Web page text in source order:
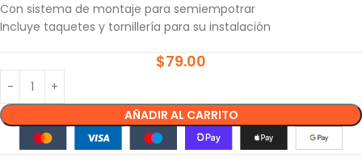
Con sistema de montaje para semiempotrar
Incluye taquetes y tornillería para su instalación
$79.00
AÑADIR AL CARRITO